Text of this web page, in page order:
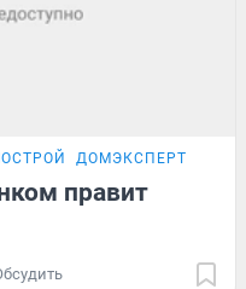
ДОМЭКСПЕРТ
правит